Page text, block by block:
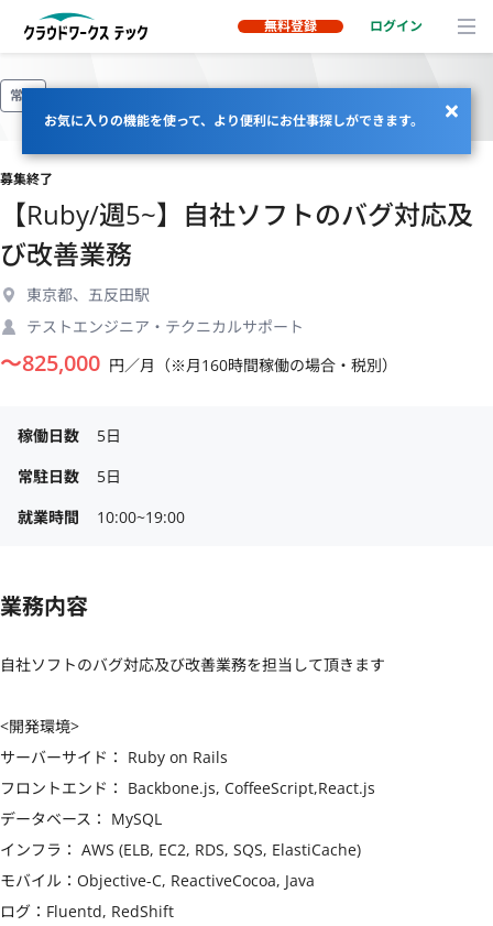
無料登録 ログイン
お気に入りの機能を使って、より便利にお仕事探しができます。
常駐
募集終了
【Ruby/週5~】自社ソフトのバグ対応及
び改善業務
東京都、五反田駅
テストエンジニア・テクニカルサポート
〜825,000 円／月（※月160時間稼働の場合・税別）
稼働日数
5日
常駐日数
5日
就業時間
10:00~19:00
業務内容
自社ソフトのバグ対応及び改善業務を担当して頂きます
<開発環境>
サーバーサイド： Ruby on Rails
フロントエンド： Backbone.js, CoffeeScript,React.js
データベース： MySQL
インフラ： AWS (ELB, EC2, RDS, SQS, ElastiCache)
モバイル：Objective-C, ReactiveCocoa, Java
ログ：Fluentd, RedShift